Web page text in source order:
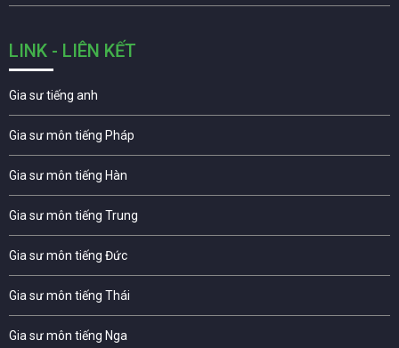
LINK - LIÊN KẾT
Gia sư tiếng anh
Gia sư môn tiếng Pháp
Gia sư môn tiếng Hàn
Gia sư môn tiếng Trung
Gia sư môn tiếng Đức
Gia sư môn tiếng Thái
Gia sư môn tiếng Nga